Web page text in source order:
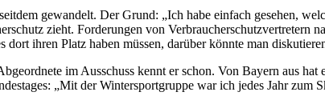
gewandelt. Der Grund: „Ich habe einfach gesehen,
zieht. Forderungen von
dort ihren Platz haben müssen, darüber könnte man
im Ausschuss kennt er schon. Von Bayern aus
„Mit der Wintersportgruppe war ich jedes Jahr